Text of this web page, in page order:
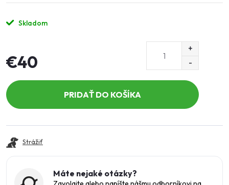
Skladom
€40
cena:
PRIDAŤ DO KOŠÍKA
Strážiť
Máte nejaké otázky?